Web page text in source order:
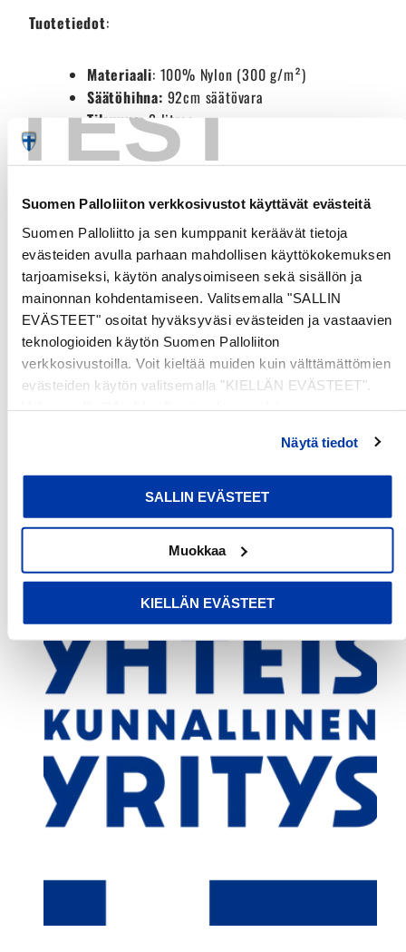
TEST
Suomen Palloliiton verkkosivustot käyttävät evästeitä
Suomen Palloliitto ja sen kumppanit keräävät tietoja
evästeiden avulla parhaan mahdollisen käyttökokemuksen
tarjoamiseksi, käytön analysoimiseen sekä sisällön ja
mainonnan kohdentamiseen. Valitsemalla "SALLIN
EVÄSTEET" osoitat hyväksyväsi evästeiden ja vastaavien
teknologioiden käytön Suomen Palloliiton
verkkosivustoilla. Voit kieltää muiden kuin välttämättömien
evästeiden käytön valitsemalla "KIELLÄN EVÄSTEET".
suostumuksesi tai muuttaa sitä milloin tahansa. Lue lisää
evästeselosteestamme.
Näytä tiedot
SALLIN EVÄSTEET
Muokkaa
KIELLÄN EVÄSTEET
Tuotetiedot:
Materiaali: 100% Nylon (300 g/m²)
Säätöhihna: 92cm säätövara
Tilavuus:2 litraa
Mitat:14 x 20 x 7 cm
Värit: Minttu (Mint Choc Chip), Violetti (Blueberry
Customer Reviews
Be the first to write a review
Write a review